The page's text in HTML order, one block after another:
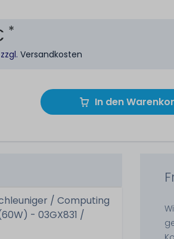
*
zzgl.Versandkosten
In den
/ Computing
- 03GX831 /